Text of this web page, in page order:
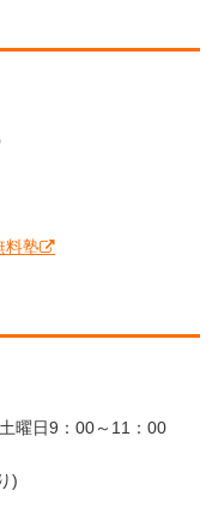
料塾
曜日9：00～11：00
)